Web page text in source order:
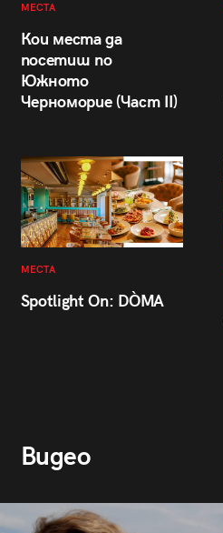
МЕСТА
Кои места да
посетиш по
Южното
Черноморие (Част II)
МЕСТА
Spotlight On: DÒMA
Видео